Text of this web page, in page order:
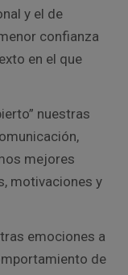
y el de
confianza
en el que
nuestras
mejores
motivaciones y
emociones a
de